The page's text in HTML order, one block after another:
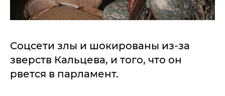
Соцсети злы и шокированы из-за
зверств Кальцева, и того, что он
рвется в парламент.